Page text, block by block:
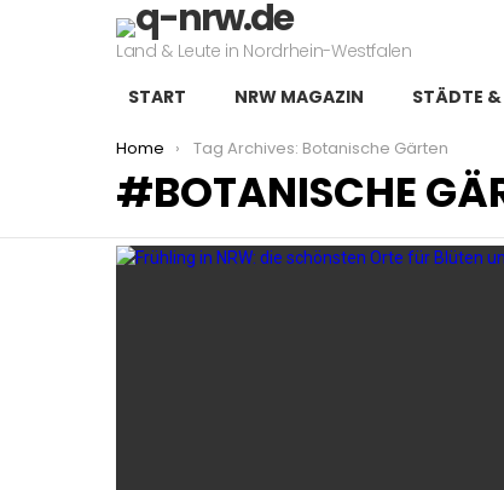
Land & Leute in Nordrhein-Westfalen
START NRW MAGAZIN STÄDTE &
You are here:
Home Tag Archives: Botanische Gärten
BOTANISCHE
LATEST
STORIES